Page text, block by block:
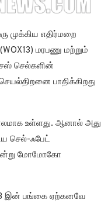
முக்கிய எதிர்மறை
மரபணு மற்றும்
செல்களின்
பாதிக்கிறது
உள்ளது. ஆனால் அது
செல்-ஃபேட்
என்று மோமோகோ
இன் பங்கை ஏற்கனவே